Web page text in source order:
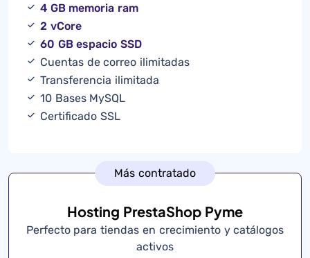
4 GB memoria ram
2 vCore
60 GB espacio SSD
Cuentas de correo ilimitadas
Transferencia ilimitada
10 Bases MySQL
Certificado SSL
Más contratado
Hosting PrestaShop Pyme
Perfecto para tiendas en crecimiento y catálogos
activos